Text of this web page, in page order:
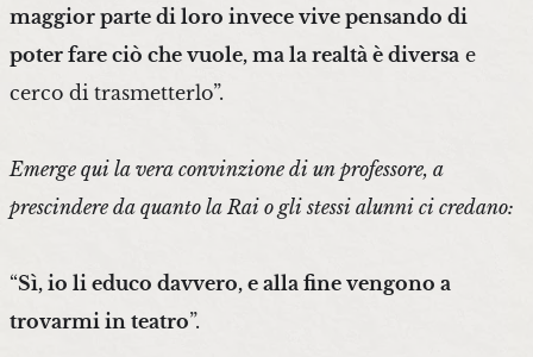
maggior parte di loro invece vive pensando di
poter fare ciò che vuole, ma la realtà è diversa e
cerco di trasmetterlo”.
Emerge qui la vera convinzione di un professore, a
prescindere da quanto la Rai o gli stessi alunni ci credano:
“Sì, io li educo davvero, e alla fine vengono a
trovarmi in teatro”.